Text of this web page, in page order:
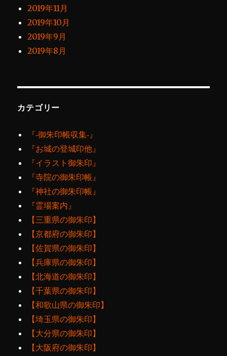
2019年11月
2019年10月
2019年9月
2019年8月
カテゴリー
『‐御朱印帳収集‐』
『お城の登城印他』
『イラスト御朱印』
『寺院の御朱印帳』
『神社の御朱印帳』
『霊場案内』
【三重県の御朱印】
【京都府の御朱印】
【佐賀県の御朱印】
【兵庫県の御朱印】
【北海道の御朱印】
【千葉県の御朱印】
【和歌山県の御朱印】
【埼玉県の御朱印】
【大分県の御朱印】
【大阪府の御朱印】